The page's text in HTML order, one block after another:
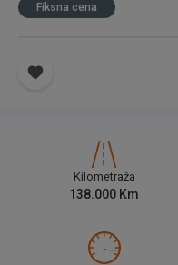
Fiksna cena
Kilometraža
138.000 Km